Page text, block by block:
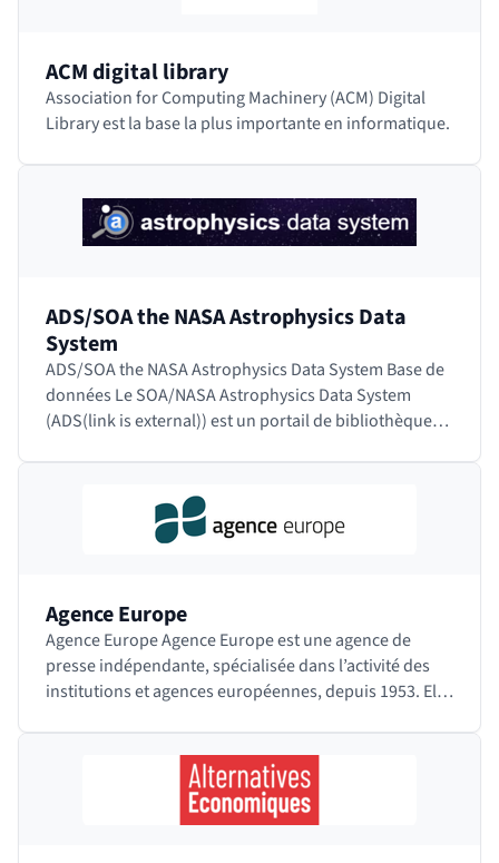
ACM digital library
Association for Computing Machinery (ACM) Digital
Library est la base la plus importante en informatique.
ADS/SOA the NASA Astrophysics Data
System
ADS/SOA the NASA Astrophysics Data System Base de
données Le SOA/NASA Astrophysics Data System
(ADS(link is external)) est un portail de bibliothèque
Agence Europe
Agence Europe Agence Europe est une agence de
presse indépendante, spécialisée dans l’activité des
institutions et agences européennes, depuis 1953. Elle